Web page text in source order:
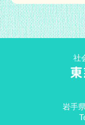
社
岩手